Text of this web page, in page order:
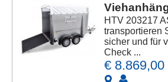
HTV 203217
transportieren
sicher und für
Check ...
€ 8.869,00